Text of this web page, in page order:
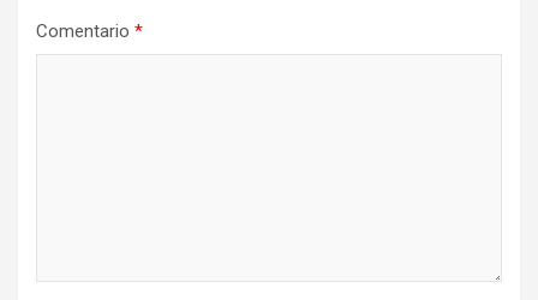
Comentario *